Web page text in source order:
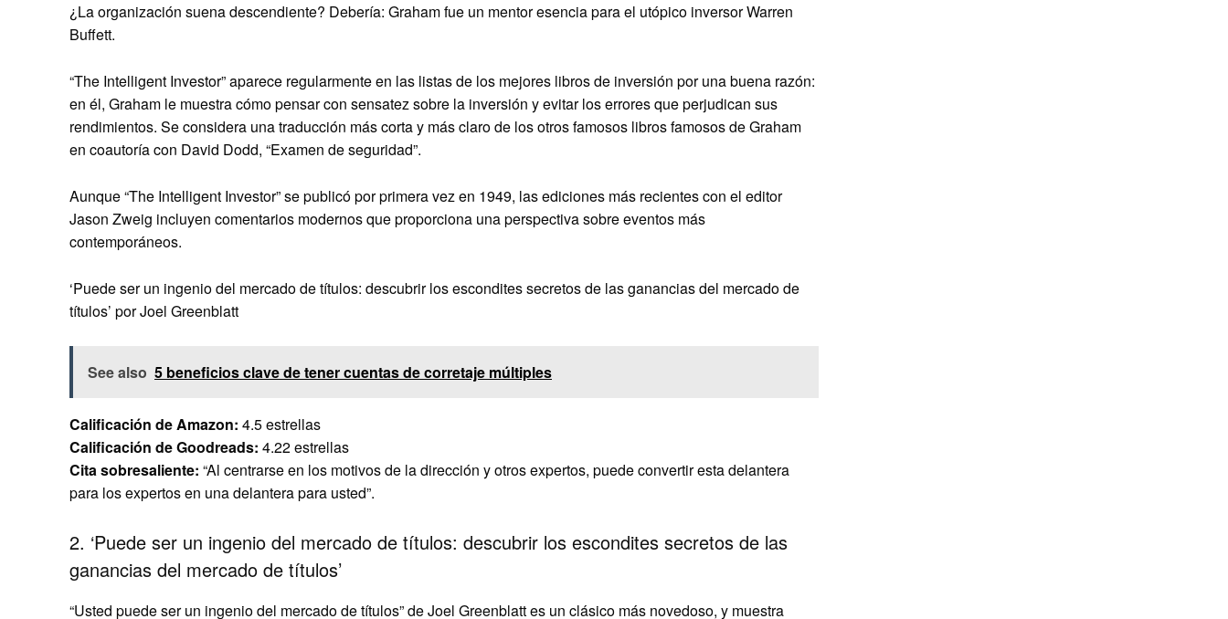
¿La organización suena descendiente? Debería: Graham fue un mentor esencia para el utópico inversor Warren
Buffett.
“The Intelligent Investor” aparece regularmente en las listas de los mejores libros de inversión por una buena razón:
en él, Graham le muestra cómo pensar con sensatez sobre la inversión y evitar los errores que perjudican sus
rendimientos. Se considera una traducción más corta y más claro de los otros famosos libros famosos de Graham
en coautoría con David Dodd, “Examen de seguridad”.
Aunque “The Intelligent Investor” se publicó por primera vez en 1949, las ediciones más recientes con el editor
Jason Zweig incluyen comentarios modernos que proporciona una perspectiva sobre eventos más
contemporáneos.
‘Puede ser un ingenio del mercado de títulos: descubrir los escondites secretos de las ganancias del mercado de
títulos’ por Joel Greenblatt
See also 5 beneficios clave de tener cuentas de corretaje múltiples
Calificación de Amazon: 4.5 estrellas
Calificación de Goodreads: 4.22 estrellas
Cita sobresaliente: “Al centrarse en los motivos de la dirección y otros expertos, puede convertir esta delantera
para los expertos en una delantera para usted”.
2. ‘Puede ser un ingenio del mercado de títulos: descubrir los escondites secretos de las
ganancias del mercado de títulos’
“Usted puede ser un ingenio del mercado de títulos” de Joel Greenblatt es un clásico más novedoso, y muestra